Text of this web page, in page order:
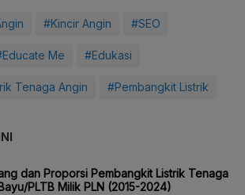
#Kincir Angin #SEO
Me #Edukasi
Tenaga Angin #Pembangkit Listrik